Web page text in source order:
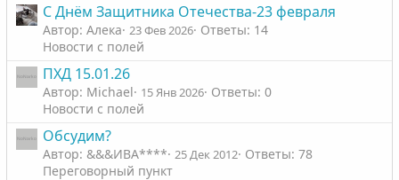
С Днём Защитника Отечества-23 февраля
Автор: Алека 23 Фев 2026 Ответы: 14
Новости с полей
ПХД 15.01.26
Автор: Michael 15 Янв 2026 Ответы: 0
Новости с полей
Обсудим?
Автор: &&&ИВА**** 25 Дек 2012 Ответы: 78
Переговорный пункт